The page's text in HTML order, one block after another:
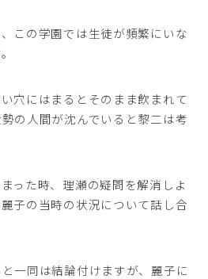
この学園では生徒が頻繁にいな
穴にはまるとそのまま飲まれて
の人間が沈んでいると黎二は考
った時、理瀬の疑問を解消しよ
子の当時の状況について話し合
一同は結論付けますが、麗子に